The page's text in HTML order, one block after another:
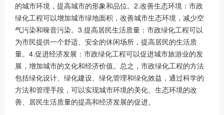
的城市环境，提高城市的形象和品位。2.改善生态环境：市政
绿化工程可以增加城市绿地面积，改善城市生态环境，减少空
气污染和噪音污染。3.提高居民生活质量：市政绿化工程可以
为市民提供一个舒适、安全的休闲场所，提高居民的生活质
量。4.促进经济发展：市政绿化工程可以促进城市旅游业的发
展，增加城市的文化和经济价值。总之，市政绿化工程的方法
包括绿化设计、绿化建设、绿化管理和绿化效益，通过科学的
方法和管理手段，可以实现城市环境的美化、生态环境的改
善、居民生活质量的提高和经济发展的促进。